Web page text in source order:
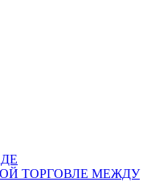
ТОРГОВЛЕ МЕЖДУ